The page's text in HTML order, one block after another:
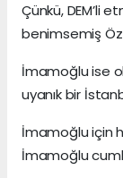
Çünkü, DEM’li
benimsemiş
İmamoğlu ise
uyanık bir
İmamoğlu için
İmamoğlu